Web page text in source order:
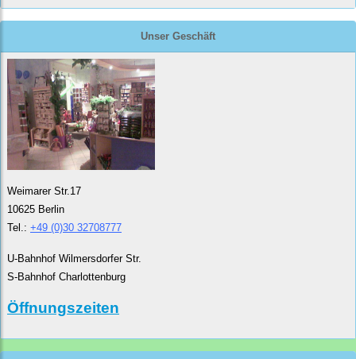
Unser Geschäft
Weimarer Str.17
10625 Berlin
Tel.: +49 (0)30 32708777
U-Bahnhof Wilmersdorfer Str.
S-Bahnhof Charlottenburg
Öffnungszeiten